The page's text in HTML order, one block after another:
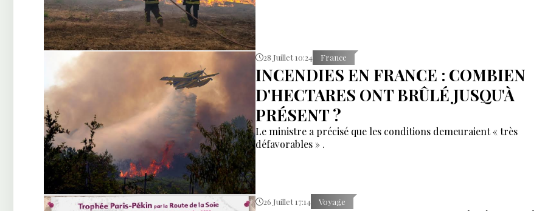
28 Juillet 10:24 France
INCENDIES EN FRANCE : COMBIEN
D'HECTARES ONT BRÛLÉ JUSQU'À
PRÉSENT ?
Le ministre a précisé que les conditions demeuraient « très
défavorables » .
26 Juillet 17:14 Voyage